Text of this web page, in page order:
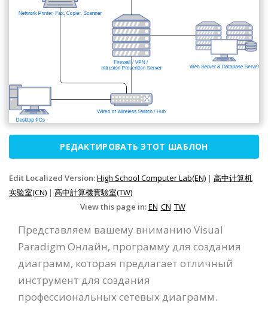
РЕДАКТИРОВАТЬ ЭТОТ ШАБЛОН
Edit Localized Version:High School Computer Lab(EN) | 高中计算机
实验室(CN) | 高中計算機實驗室(TW)
View this page in:EN CN TW
Представляем вашему вниманию Visual
Paradigm Онлайн, программу для создания
диаграмм, которая предлагает отличный
инструмент для создания
профессиональных сетевых диаграмм.